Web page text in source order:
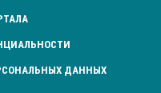
ДАННЫХ